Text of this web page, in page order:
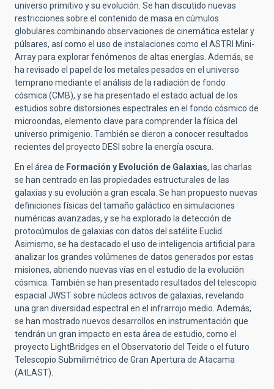
universo primitivo y su evolución. Se han discutido nuevas
restricciones sobre el contenido de masa en cúmulos
globulares combinando observaciones de cinemática estelar y
púlsares, así como el uso de instalaciones como el ASTRI Mini-
Array para explorar fenómenos de altas energías. Además, se
ha revisado el papel de los metales pesados en el universo
temprano mediante el análisis de la radiación de fondo
cósmica (CMB), y se ha presentado el estado actual de los
estudios sobre distorsiones espectrales en el fondo cósmico de
microondas, elemento clave para comprender la física del
universo primigenio. También se dieron a conocer resultados
recientes del proyecto DESI sobre la energía oscura.
En el área de Formación y Evolución de Galaxias, las charlas
se han centrado en las propiedades estructurales de las
galaxias y su evolución a gran escala. Se han propuesto nuevas
definiciones físicas del tamaño galáctico en simulaciones
numéricas avanzadas, y se ha explorado la detección de
protocúmulos de galaxias con datos del satélite Euclid.
Asimismo, se ha destacado el uso de inteligencia artificial para
analizar los grandes volúmenes de datos generados por estas
misiones, abriendo nuevas vías en el estudio de la evolución
cósmica. También se han presentado resultados del telescopio
espacial JWST sobre núcleos activos de galaxias, revelando
una gran diversidad espectral en el infrarrojo medio. Además,
se han mostrado nuevos desarrollos en instrumentación que
tendrán un gran impacto en esta área de estudio, como el
proyecto LightBridges en el Observatorio del Teide o el futuro
Telescopio Submilimétrico de Gran Apertura de Atacama
(AtLAST).